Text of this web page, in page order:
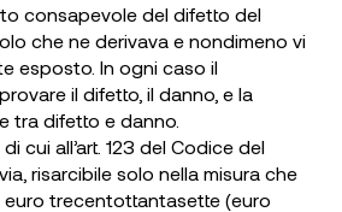
consapevole del difetto del
che ne derivava e nondimeno vi
esposto. In ogni caso il
il difetto, il danno, e la
tra difetto e danno.
cui all’art. 123 del Codice del
risarcibile solo nella misura che
trecentottantasette (euro